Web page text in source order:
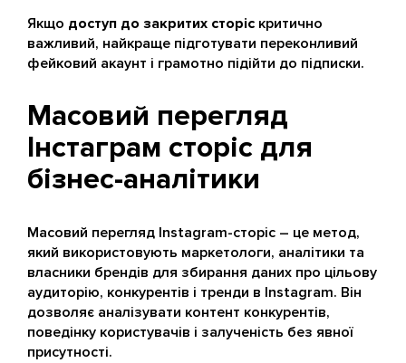
Якщо доступ до закритих сторіс критично
важливий, найкраще підготувати переконливий
фейковий акаунт і грамотно підійти до підписки.
Масовий перегляд
Інстаграм сторіс для
бізнес-аналітики
Масовий перегляд Instagram-сторіс – це метод,
який використовують маркетологи, аналітики та
власники брендів для збирання даних про цільову
аудиторію, конкурентів і тренди в Instagram. Він
дозволяє аналізувати контент конкурентів,
поведінку користувачів і залученість без явної
присутності.